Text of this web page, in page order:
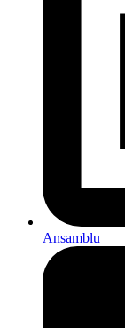
Ansamblu